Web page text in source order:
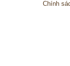
Chính